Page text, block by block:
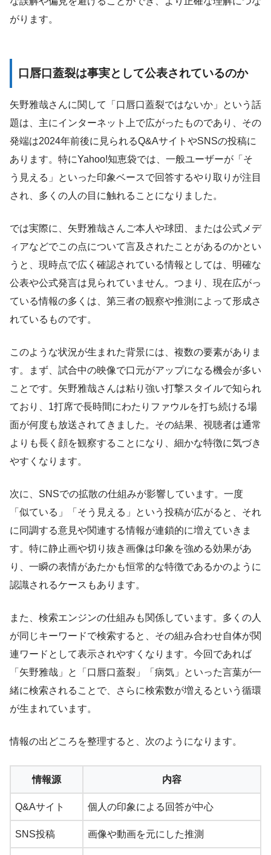
がります。
口唇口蓋裂は事実として公表されているのか
矢野雅哉さんに関して「口唇口蓋裂ではないか」という話
題は、主にインターネット上で広がったものであり、その
発端は2024年前後に見られるQ&AサイトやSNSの投稿に
あります。特にYahoo!知恵袋では、一般ユーザーが「そ
う見える」といった印象ベースで回答するやり取りが注目
され、多くの人の目に触れることになりました。
では実際に、矢野雅哉さんご本人や球団、または公式メデ
ィアなどでこの点について言及されたことがあるのかとい
うと、現時点で広く確認されている情報としては、明確な
公表や公式発言は見られていません。つまり、現在広がっ
ている情報の多くは、第三者の観察や推測によって形成さ
れているものです。
このような状況が生まれた背景には、複数の要素がありま
す。まず、試合中の映像で口元がアップになる機会が多い
ことです。矢野雅哉さんは粘り強い打撃スタイルで知られ
ており、1打席で長時間にわたりファウルを打ち続ける場
面が何度も放送されてきました。その結果、視聴者は通常
よりも長く顔を観察することになり、細かな特徴に気づき
やすくなります。
次に、SNSでの拡散の仕組みが影響しています。一度
「似ている」「そう見える」という投稿が広がると、それ
に同調する意見や関連する情報が連鎖的に増えていきま
す。特に静止画や切り抜き画像は印象を強める効果があ
り、一瞬の表情があたかも恒常的な特徴であるかのように
認識されるケースもあります。
また、検索エンジンの仕組みも関係しています。多くの人
が同じキーワードで検索すると、その組み合わせ自体が関
連ワードとして表示されやすくなります。今回であれば
「矢野雅哉」と「口唇口蓋裂」「病気」といった言葉が一
緒に検索されることで、さらに検索数が増えるという循環
が生まれています。
情報の出どころを整理すると、次のようになります。
情報源 内容
Q&Aサイト 個人の印象による回答が中心
SNS投稿 画像や動画を元にした推測